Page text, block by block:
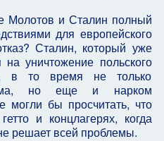
Молотов и Сталин полный
для европейского
Сталин, который уже
уничтожение польского
в то время не только
но еще и нарком
могли бы просчитать, что
и концлагерях, когда
решает всей проблемы.